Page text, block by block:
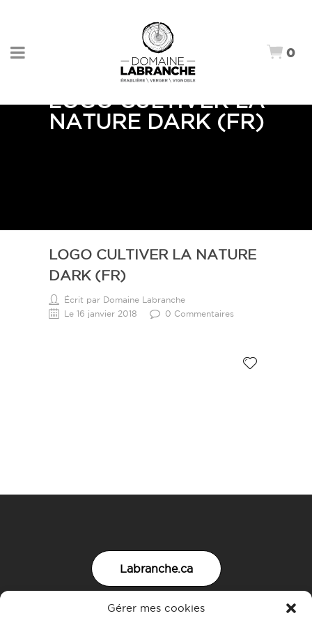
Gérer mes cookies
0
LOGO CULTIVER LA
NATURE DARK (FR)
LOGO CULTIVER LA NATURE
DARK (FR)
Écrit par Domaine Labranche
Le 16 janvier 2018
0 Commentaires
Labranche.ca